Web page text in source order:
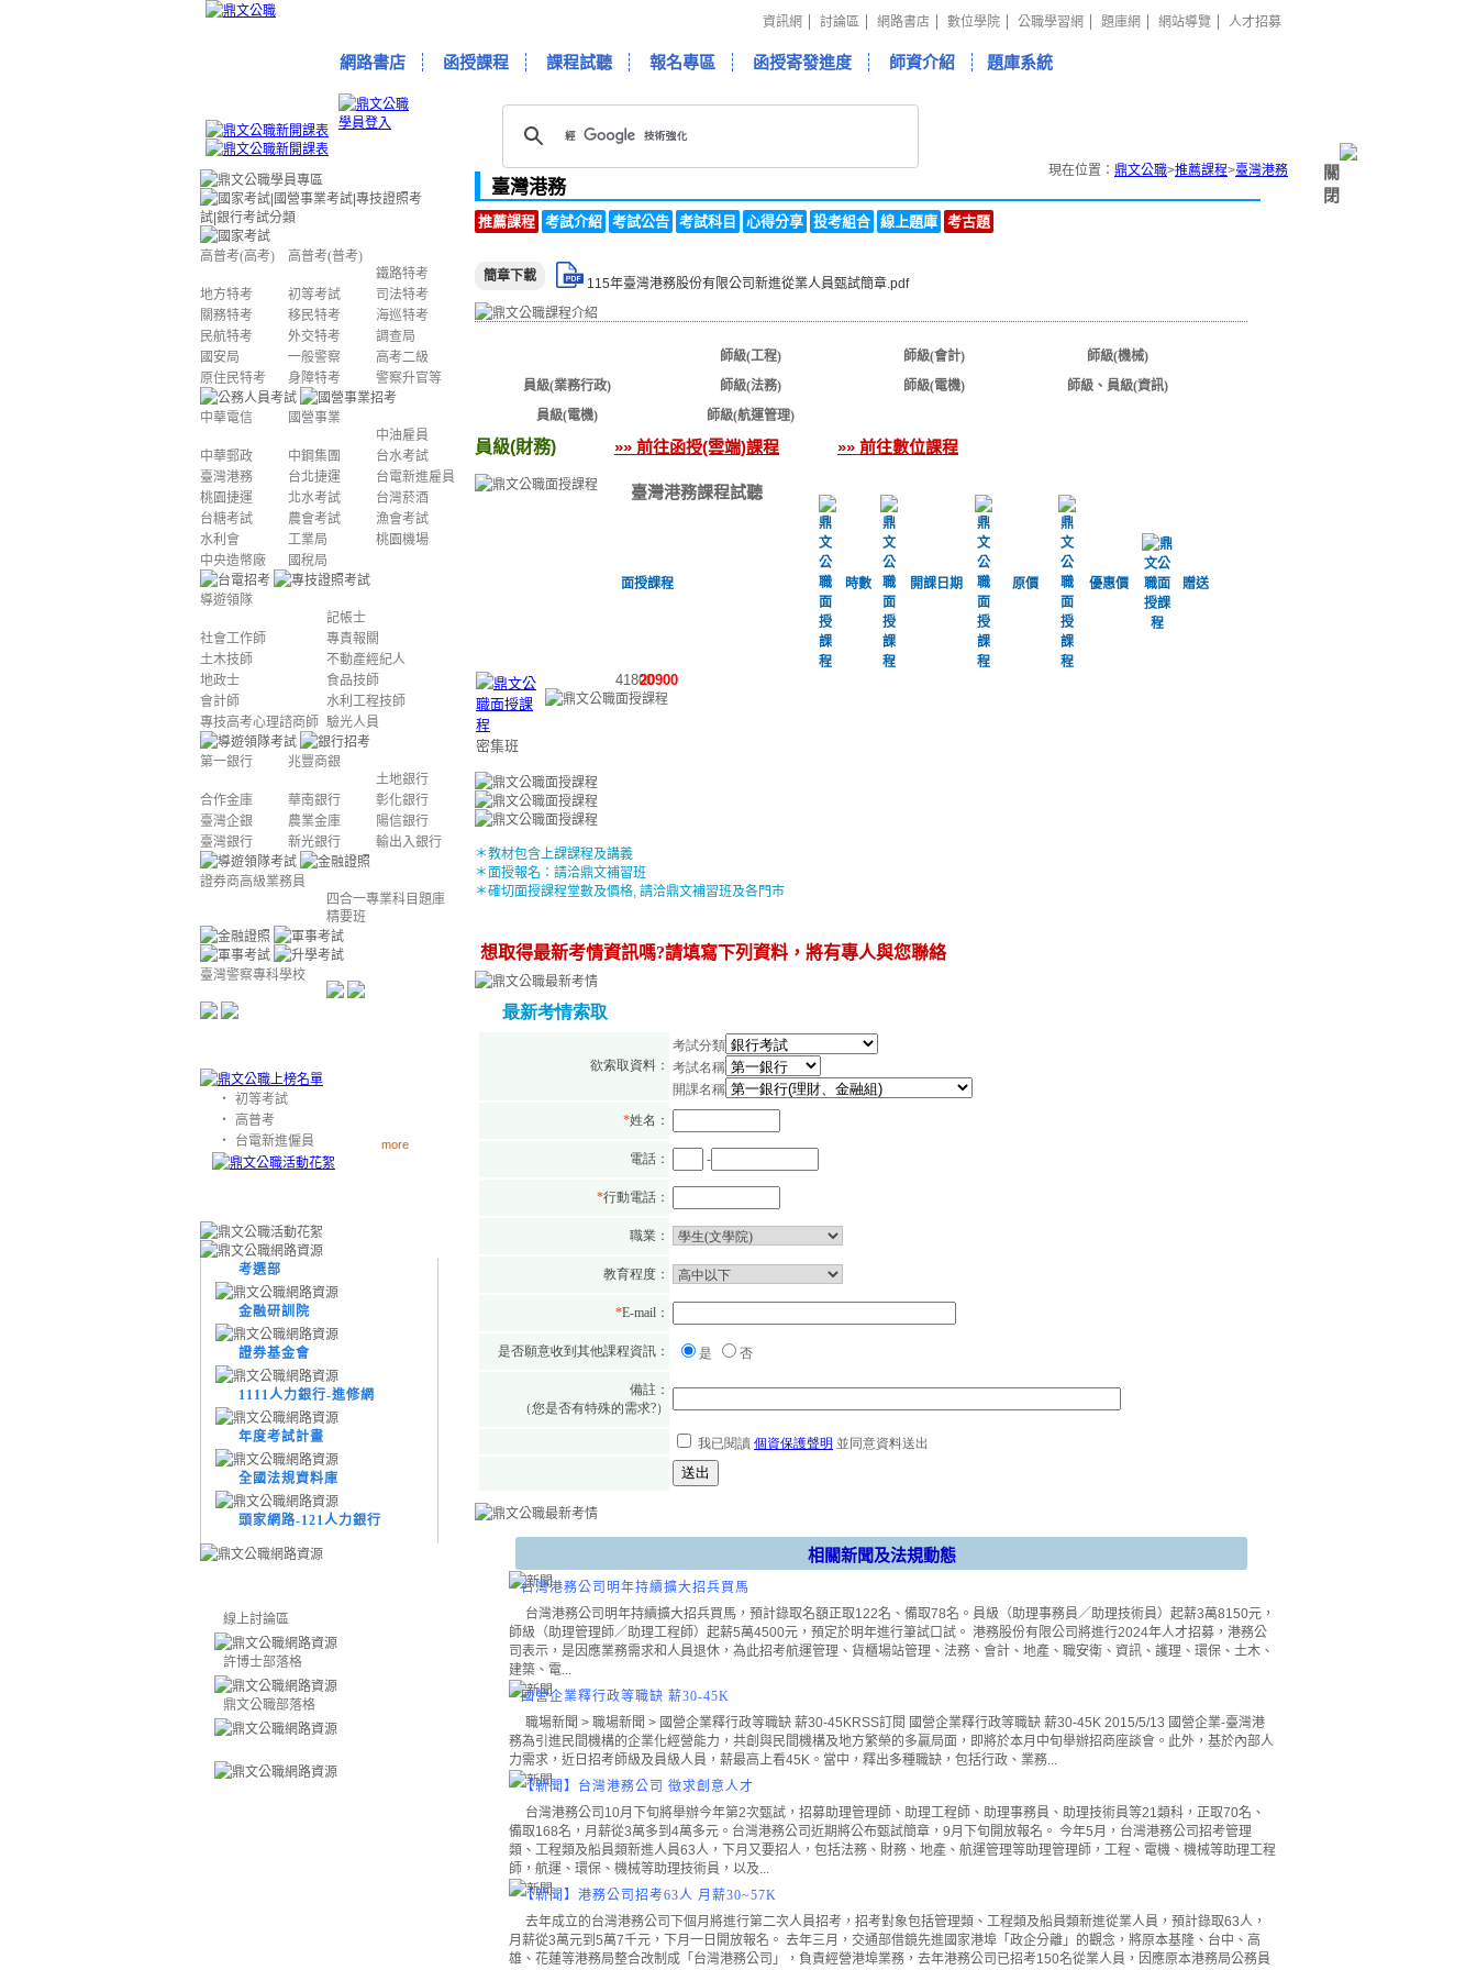
資訊網 討論區 網路書店 數位學院 公職學習網 題庫網 網站導覽 人才招募
網路書店 函授課程 課程試聽 報名專區 函授寄發進度 師資介紹 題庫系統
高普考(高考)
高普考(普考)
鐵路特考
地方特考
初等考試
司法特考
關務特考
移民特考
海巡特考
民航特考
外交特考
調查局
國安局
一般警察
高考二級
原住民特考
身障特考 警察升官等
中華電信
國營事業
中油雇員
中華郵政
中鋼集團
台水考試
臺灣港務
台北捷運
台電新進雇員
桃園捷運
北水考試
台灣菸酒
台糖考試
農會考試
漁會考試
水利會
工業局
桃園機場
中央造幣廠
國稅局
導遊領隊
記帳士
社會工作師
專責報關
土木技師
不動產經紀人
地政士
食品技師
會計師
水利工程技師
專技高考心理諮商師 驗光人員
第一銀行
兆豐商銀
土地銀行
合作金庫
華南銀行
彰化銀行
臺灣企銀
農業金庫
陽信銀行
臺灣銀行
新光銀行 輸出入銀行
證券商高級業務員
四合一專業科目題庫
精要班
臺灣警察專科學校
‧
初等考試
‧
高普考
‧
台電新進僱員 more
考選部
金融研訓院
證券基金會
1111人力銀行-進修網
年度考試計畫
全國法規資料庫
頭家網路-121人力銀行
線上討論區
許博士部落格
鼎文公職部落格
現在位置： 鼎文公職>推薦課程>臺灣港務
臺灣港務
推薦課程 考試介紹 考試公告 考試科目 心得分享 投考組合 線上題庫 考古題
簡章下載 115年臺灣港務股份有限公司新進從業人員甄試簡章.pdf
師級(工程) 師級(會計)
師級(機械)
員級(業務行政)
師級(法務) 師級(電機)
師級、員級(資訊)
員級(電機)
師級(航運管理)
員級(財務) »» 前往函授(雲端)課程 »» 前往數位課程
臺灣港務課程試聽
面授課程 時數 開課日期 原價 優惠價 贈送
密集班
4180020900
＊教材包含上課課程及講義
＊面授報名：請洽鼎文補習班
＊確切面授課程堂數及價格, 請洽鼎文補習班及各門市
想取得最新考情資訊嗎?請填寫下列資料，將有專人與您聯絡
相關新聞及法規動態
台灣港務公司明年持續擴大招兵買馬
台灣港務公司明年持續擴大招兵買馬，預計錄取名額正取122名、備取78名。員級（助理事務員／助理技術員）起薪3萬8150元，
師級（助理管理師／助理工程師）起薪5萬4500元，預定於明年進行筆試口試。 港務股份有限公司將進行2024年人才招募，港務公
司表示，是因應業務需求和人員退休，為此招考航運管理、貨櫃場站管理、法務、會計、地產、職安衛、資訊、護理、環保、土木、
建築、電...
國營企業釋行政等職缺 薪30-45K
職場新聞 > 職場新聞 > 國營企業釋行政等職缺 薪30-45KRSS訂閱 國營企業釋行政等職缺 薪30-45K 2015/5/13 國營企業-臺灣港
務為引進民間機構的企業化經營能力，共創與民間機構及地方繁榮的多贏局面，即將於本月中旬舉辦招商座談會。此外，基於內部人
力需求，近日招考師級及員級人員，薪最高上看45K。當中，釋出多種職缺，包括行政、業務...
【新聞】台灣港務公司 徵求創意人才
台灣港務公司10月下旬將舉辦今年第2次甄試，招募助理管理師、助理工程師、助理事務員、助理技術員等21類科，正取70名、
備取168名，月薪從3萬多到4萬多元。台灣港務公司近期將公布甄試簡章，9月下旬開放報名。 今年5月，台灣港務公司招考管理
類、工程類及船員類新進人員63人，下月又要招人，包括法務、財務、地產、航運管理等助理管理師，工程、電機、機械等助理工程
師，航運、環保、機械等助理技術員，以及...
【新聞】港務公司招考63人 月薪30~57K
去年成立的台灣港務公司下個月將進行第二次人員招考，招考對象包括管理類、工程類及船員類新進從業人員，預計錄取63人，
月薪從3萬元到5萬7千元，下月一日開放報名。 去年三月，交通部借鏡先進國家港埠「政企分離」的觀念，將原本基隆、台中、高
雄、花蓮等港務局整合改制成「台灣港務公司」，負責經營港埠業務，去年港務公司已招考150名從業人員，因應原本港務局公務員
關
閉